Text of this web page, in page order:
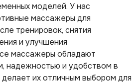
моделей. У нас
массажеры для
тренировок, снятия
и улучшения
массажеры обладают
надежностью и удобством в
делает их отличным выбором для